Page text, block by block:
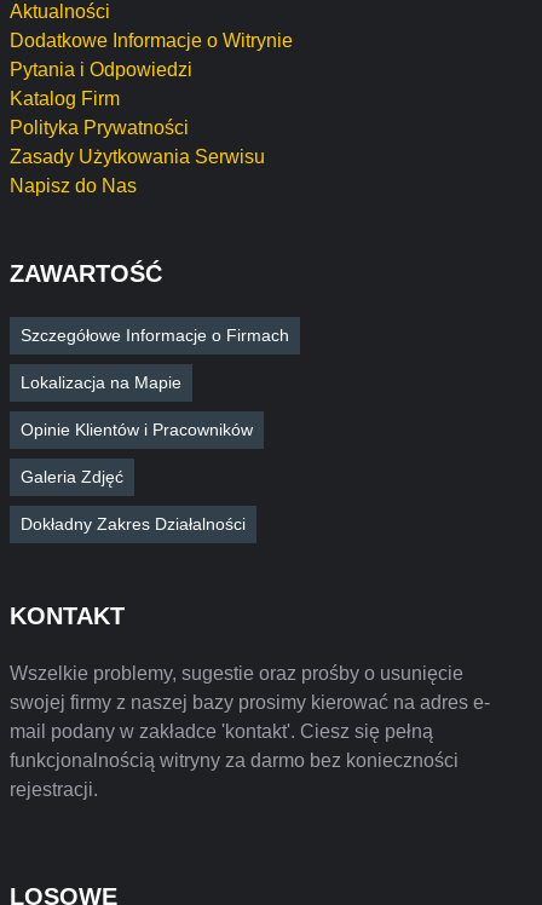
Aktualności
Dodatkowe Informacje o Witrynie
Pytania i Odpowiedzi
Katalog Firm
Polityka Prywatności
Zasady Użytkowania Serwisu
Napisz do Nas
ZAWARTOŚĆ
Szczegółowe Informacje o Firmach
Lokalizacja na Mapie
Opinie Klientów i Pracowników
Galeria Zdjęć
Dokładny Zakres Działalności
KONTAKT
Wszelkie problemy, sugestie oraz prośby o usunięcie
swojej firmy z naszej bazy prosimy kierować na adres e-
mail podany w zakładce 'kontakt'. Ciesz się pełną
funkcjonalnością witryny za darmo bez konieczności
rejestracji.
LOSOWE